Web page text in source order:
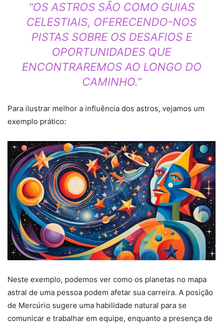
“OS ASTROS SÃO COMO GUIAS
CELESTIAIS, OFERECENDO-NOS
PISTAS SOBRE OS DESAFIOS E
OPORTUNIDADES QUE
ENCONTRAREMOS AO LONGO DO
CAMINHO.”
Para ilustrar melhor a influência dos astros, vejamos um
exemplo prático:
Neste exemplo, podemos ver como os planetas no mapa
astral de uma pessoa podem afetar sua carreira. A posição
de Mercúrio sugere uma habilidade natural para se
comunicar e trabalhar em equipe, enquanto a presença de